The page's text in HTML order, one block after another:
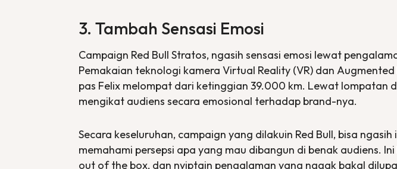
3. Tambah Sensasi Emosi
Campaign Red Bull Stratos, ngasih sensasi emosi lewat
Pemakaian teknologi kamera Virtual Reality (VR) dan Augmented
pas Felix melompat dari ketinggian 39.000 km. Lewat lompatan
mengikat audiens secara emosional terhadap brand-nya.
Secara keseluruhan, campaign yang dilakuin Red Bull, bisa
memahami persepsi apa yang mau dibangun di benak audiens.
out of the box, dan nyiptain pengalaman yang nggak bakal